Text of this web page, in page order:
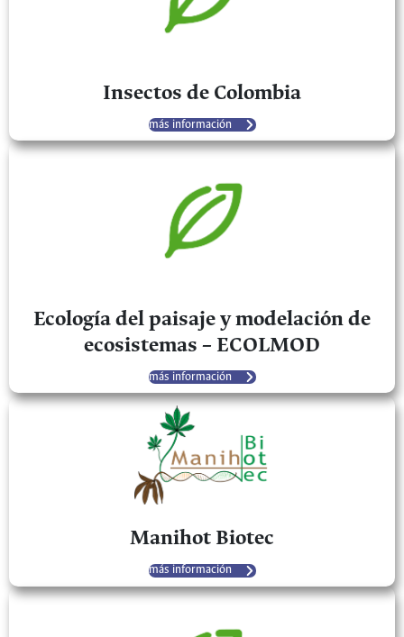
Insectos de Colombia
más información
Ecología del paisaje y modelación de
ecosistemas – ECOLMOD
más información
Manihot Biotec
más información